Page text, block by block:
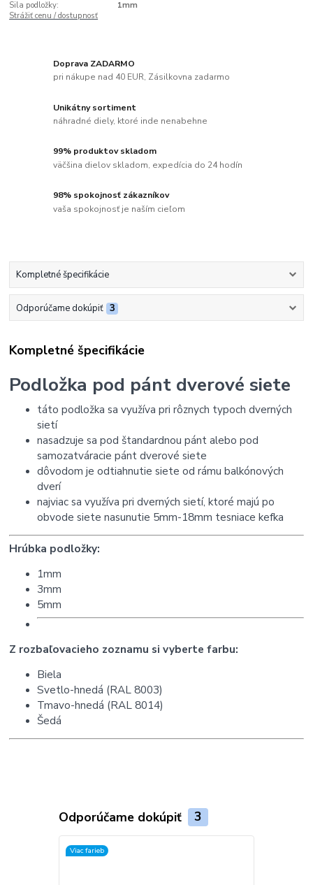
Sila podložky:
1mm
Strážiť cenu / dostupnosť
Doprava ZADARMO
pri nákupe nad 40 EUR, Zásilkovna zadarmo
Unikátny sortiment
náhradné diely, ktoré inde nenabehne
99% produktov skladom
väčšina dielov skladom, expedícia do 24 hodín
98% spokojnosť zákazníkov
vaša spokojnosť je naším cieľom
Kompletné špecifikácie
Odporúčame dokúpiť 3
Kompletné špecifikácie
Podložka pod pánt dverové siete
táto podložka sa využíva pri rôznych typoch dverných
sietí
nasadzuje sa pod štandardnou pánt alebo pod
samozatváracie pánt dverové siete
dôvodom je odtiahnutie siete od rámu balkónových
dverí
najviac sa využíva pri dverných sietí, ktoré majú po
obvode siete nasunutie 5mm-18mm tesniace kefka
Hrúbka podložky:
1mm
3mm
5mm
Z rozbaľovacieho zoznamu si vyberte farbu:
Biela
Svetlo-hnedá (RAL 8003)
Tmavo-hnedá (RAL 8014)
Šedá
Odporúčame dokúpiť 3
Viac farieb